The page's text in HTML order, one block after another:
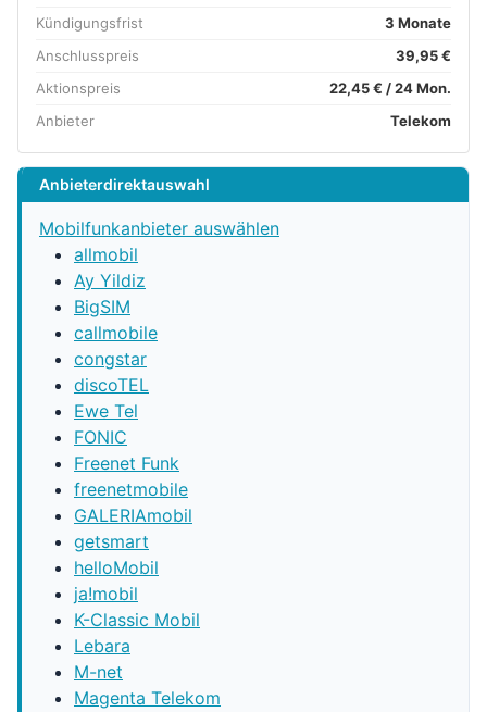
Kündigungsfrist
3 Monate
Anschlusspreis
39,95 €
Aktionspreis
22,45 € / 24 Mon.
Anbieter
Telekom
Anbieterdirektauswahl
Mobilfunkanbieter auswählen
allmobil
Ay Yildiz
BigSIM
callmobile
congstar
discoTEL
Ewe Tel
FONIC
Freenet Funk
freenetmobile
GALERIAmobil
getsmart
helloMobil
ja!mobil
K-Classic Mobil
Lebara
M-net
Magenta Telekom